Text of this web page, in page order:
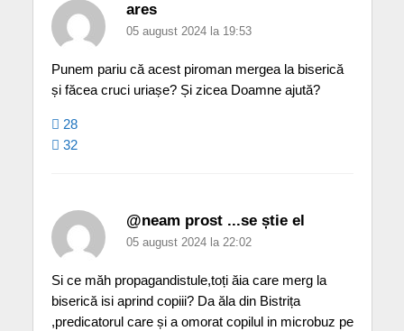
ares
05 august 2024 la 19:53
Punem pariu că acest piroman mergea la biserică
și făcea cruci uriașe? Și zicea Doamne ajută?
28
32
@neam prost ...se știe el
05 august 2024 la 22:02
Si ce măh propagandistule,toți ăia care merg la
biserică isi aprind copiii? Da ăla din Bistrița
,predicatorul care și a omorat copilul in microbuz pe